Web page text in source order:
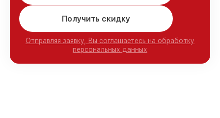
Получить скидку
Отправляя заявку, Вы соглашаетесь на обработку
персональных данных